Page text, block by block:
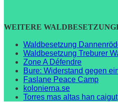
WEITERE
Waldbesetzung
Waldbesetzung Treburer
Zone A Défendre
Bure: Widerstand gegen
Faslane Peace Camp
kolonierna.se
Torres mas altas han caigut